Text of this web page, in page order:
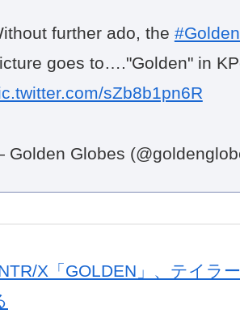
further ado, the
goes to…."Golden" in
sZb8b1pn6R
Globes
X「GOLDEN」、テイラ